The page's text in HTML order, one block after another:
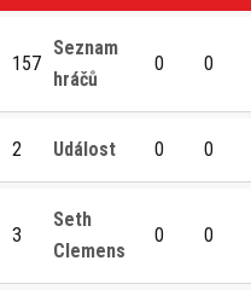
157
Seznam
hráčů
0 0
2 Událost 0 0
3
Seth
Clemens
0 0